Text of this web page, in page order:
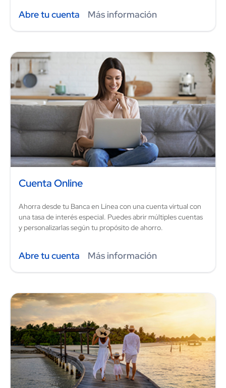
Abre tu cuenta Más información
Cuenta Online
Ahorra desde tu Banca en Línea con una cuenta virtual con
una tasa de interés especial. Puedes abrir múltiples cuentas
y personalizarlas según tu propósito de ahorro.
Abre tu cuenta Más información